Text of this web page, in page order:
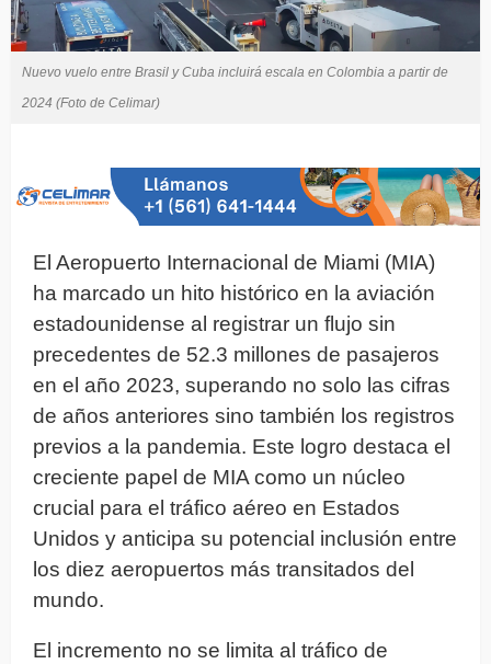
Nuevo vuelo entre Brasil y Cuba incluirá escala en Colombia a partir de
2024 (Foto de Celimar)
El Aeropuerto Internacional de Miami (MIA)
ha marcado un hito histórico en la aviación
estadounidense al registrar un flujo sin
precedentes de 52.3 millones de pasajeros
en el año 2023, superando no solo las cifras
de años anteriores sino también los registros
previos a la pandemia. Este logro destaca el
creciente papel de MIA como un núcleo
crucial para el tráfico aéreo en Estados
Unidos y anticipa su potencial inclusión entre
los diez aeropuertos más transitados del
mundo.
El incremento no se limita al tráfico de